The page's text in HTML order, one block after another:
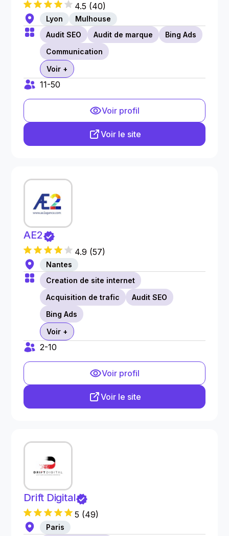
4.5 (40)
Lyon
Mulhouse
Audit SEO
Audit de marque
Bing Ads
Communication
Voir +
11-50
Voir profil
Voir le site
AE2
4.9 (57)
Nantes
Creation de site internet
Acquisition de trafic
Audit SEO
Bing Ads
Voir +
2-10
Voir profil
Voir le site
Drift Digital
5 (49)
Paris